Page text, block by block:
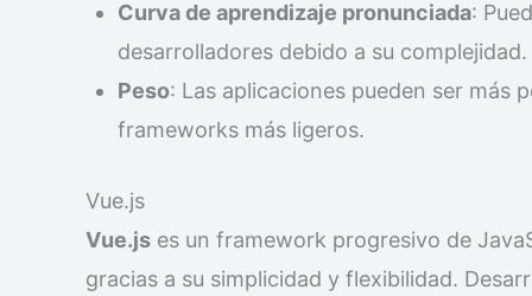
Curva de aprendizaje pronunciada:
desarrolladores debido a su complejidad.
Peso: Las aplicaciones pueden ser más
frameworks más ligeros.
Vue.js
Vue.js es un framework progresivo de
gracias a su simplicidad y flexibilidad.